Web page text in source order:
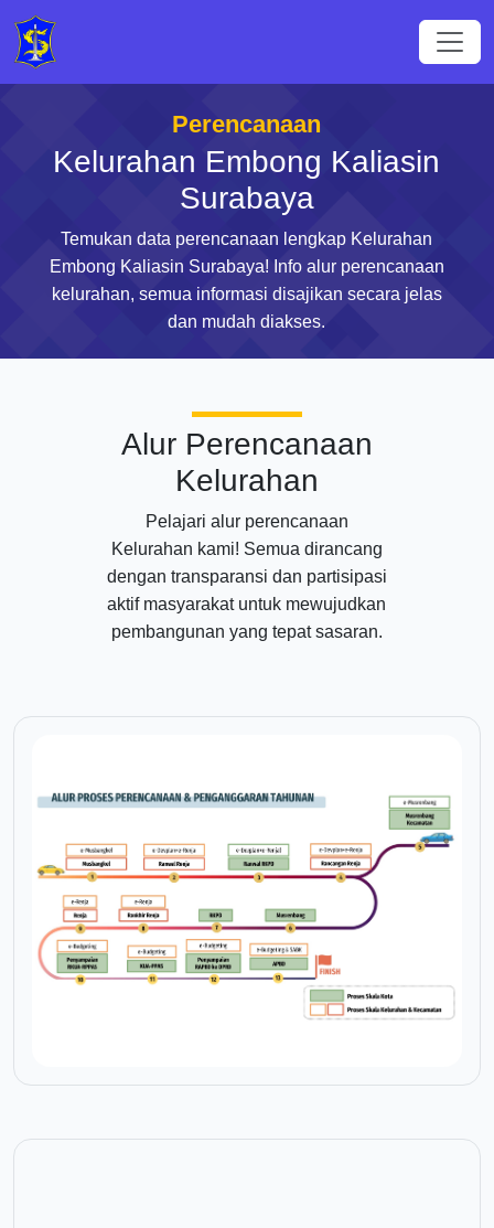
Perencanaan
Kelurahan Embong Kaliasin
Surabaya
Temukan data perencanaan lengkap Kelurahan
Embong Kaliasin Surabaya! Info alur perencanaan
kelurahan, semua informasi disajikan secara jelas
dan mudah diakses.
Alur Perencanaan
Kelurahan
Pelajari alur perencanaan
Kelurahan kami! Semua dirancang
dengan transparansi dan partisipasi
aktif masyarakat untuk mewujudkan
pembangunan yang tepat sasaran.